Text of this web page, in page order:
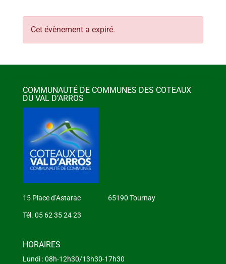
Cet évènement a expiré.
COMMUNAUTÉ DE COMMUNES DES COTEAUX
DU VAL D’ARROS
15 Place d’Astarac 65190 Tournay
Tél. 05 62 35 24 23
HORAIRES
Lundi : 08h-12h30/13h30-17h30